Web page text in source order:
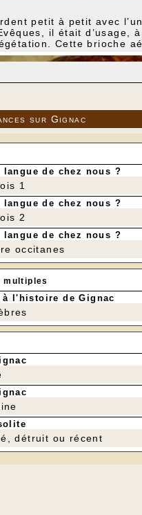
petit à petit avec
il était d’usage,
Cette brioche
d’une crème dite
mais souvent sous
par André Bizac
sur Gignac
de chez nous ?
1
de chez nous ?
2
de chez nous ?
occitanes
multiples
l'histoire de Gignac
détruit ou récent